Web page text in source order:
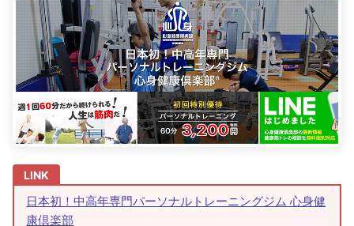
日本初！中高年専門パーソナルトレーニングジム 心身健
康倶楽部